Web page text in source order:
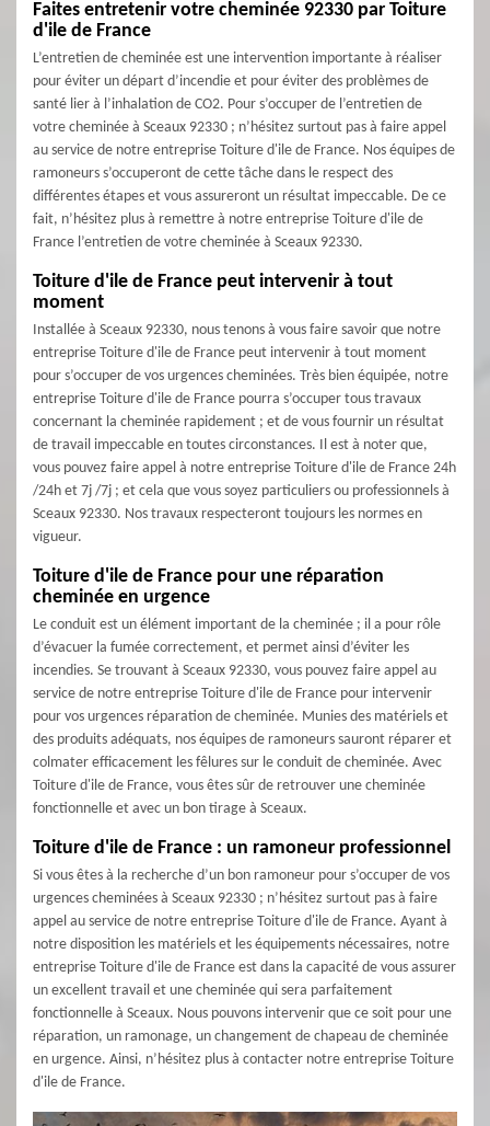
Faites entretenir votre cheminée 92330 par Toiture
d'ile de France
L’entretien de cheminée est une intervention importante à réaliser
pour éviter un départ d’incendie et pour éviter des problèmes de
santé lier à l’inhalation de CO2. Pour s’occuper de l’entretien de
votre cheminée à Sceaux 92330 ; n’hésitez surtout pas à faire appel
au service de notre entreprise Toiture d'ile de France. Nos équipes de
ramoneurs s’occuperont de cette tâche dans le respect des
différentes étapes et vous assureront un résultat impeccable. De ce
fait, n’hésitez plus à remettre à notre entreprise Toiture d'ile de
France l’entretien de votre cheminée à Sceaux 92330.
Toiture d'ile de France peut intervenir à tout
moment
Installée à Sceaux 92330, nous tenons à vous faire savoir que notre
entreprise Toiture d'ile de France peut intervenir à tout moment
pour s’occuper de vos urgences cheminées. Très bien équipée, notre
entreprise Toiture d'ile de France pourra s’occuper tous travaux
concernant la cheminée rapidement ; et de vous fournir un résultat
de travail impeccable en toutes circonstances. Il est à noter que,
vous pouvez faire appel à notre entreprise Toiture d'ile de France 24h
/24h et 7j /7j ; et cela que vous soyez particuliers ou professionnels à
Sceaux 92330. Nos travaux respecteront toujours les normes en
vigueur.
Toiture d'ile de France pour une réparation
cheminée en urgence
Le conduit est un élément important de la cheminée ; il a pour rôle
d’évacuer la fumée correctement, et permet ainsi d’éviter les
incendies. Se trouvant à Sceaux 92330, vous pouvez faire appel au
service de notre entreprise Toiture d'ile de France pour intervenir
pour vos urgences réparation de cheminée. Munies des matériels et
des produits adéquats, nos équipes de ramoneurs sauront réparer et
colmater efficacement les fêlures sur le conduit de cheminée. Avec
Toiture d'ile de France, vous êtes sûr de retrouver une cheminée
fonctionnelle et avec un bon tirage à Sceaux.
Toiture d'ile de France : un ramoneur professionnel
Si vous êtes à la recherche d’un bon ramoneur pour s’occuper de vos
urgences cheminées à Sceaux 92330 ; n’hésitez surtout pas à faire
appel au service de notre entreprise Toiture d'ile de France. Ayant à
notre disposition les matériels et les équipements nécessaires, notre
entreprise Toiture d'ile de France est dans la capacité de vous assurer
un excellent travail et une cheminée qui sera parfaitement
fonctionnelle à Sceaux. Nous pouvons intervenir que ce soit pour une
réparation, un ramonage, un changement de chapeau de cheminée
en urgence. Ainsi, n’hésitez plus à contacter notre entreprise Toiture
d'ile de France.